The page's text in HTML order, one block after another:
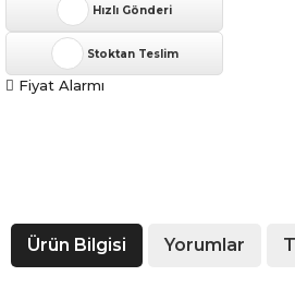
Hızlı Gönderi
Stoktan Teslim
Fiyat Alarmı
Ürün Bilgisi Yorumlar